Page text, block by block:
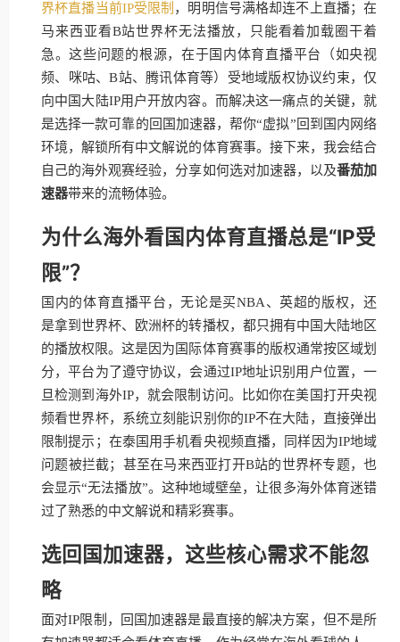
界杯直播当前IP受限制 ，明明信号满格却连不上直播；在
马来西亚看B站世界杯无法播放，只能看着加载圈干着
急。这些问题的根源，在于国内体育直播平台（如央视
频、咪咕、B站、腾讯体育等）受地域版权协议约束，仅
向中国大陆IP用户开放内容。而解决这一痛点的关键，就
是选择一款可靠的回国加速器，帮你“虚拟”回到国内网络
环境，解锁所有中文解说的体育赛事。接下来，我会结合
自己的海外观赛经验，分享如何选对加速器，以及番茄加
速器带来的流畅体验。
为什么海外看国内体育直播总是“IP受
限”？
国内的体育直播平台，无论是买NBA、英超的版权，还
是拿到世界杯、欧洲杯的转播权，都只拥有中国大陆地区
的播放权限。这是因为国际体育赛事的版权通常按区域划
分，平台为了遵守协议，会通过IP地址识别用户位置，一
旦检测到海外IP，就会限制访问。比如你在美国打开央视
频看世界杯，系统立刻能识别你的IP不在大陆，直接弹出
限制提示；在泰国用手机看央视频直播，同样因为IP地域
问题被拦截；甚至在马来西亚打开B站的世界杯专题，也
会显示“无法播放”。这种地域壁垒，让很多海外体育迷错
过了熟悉的中文解说和精彩赛事。
选回国加速器，这些核心需求不能忽
略
面对IP限制，回国加速器是最直接的解决方案，但不是所